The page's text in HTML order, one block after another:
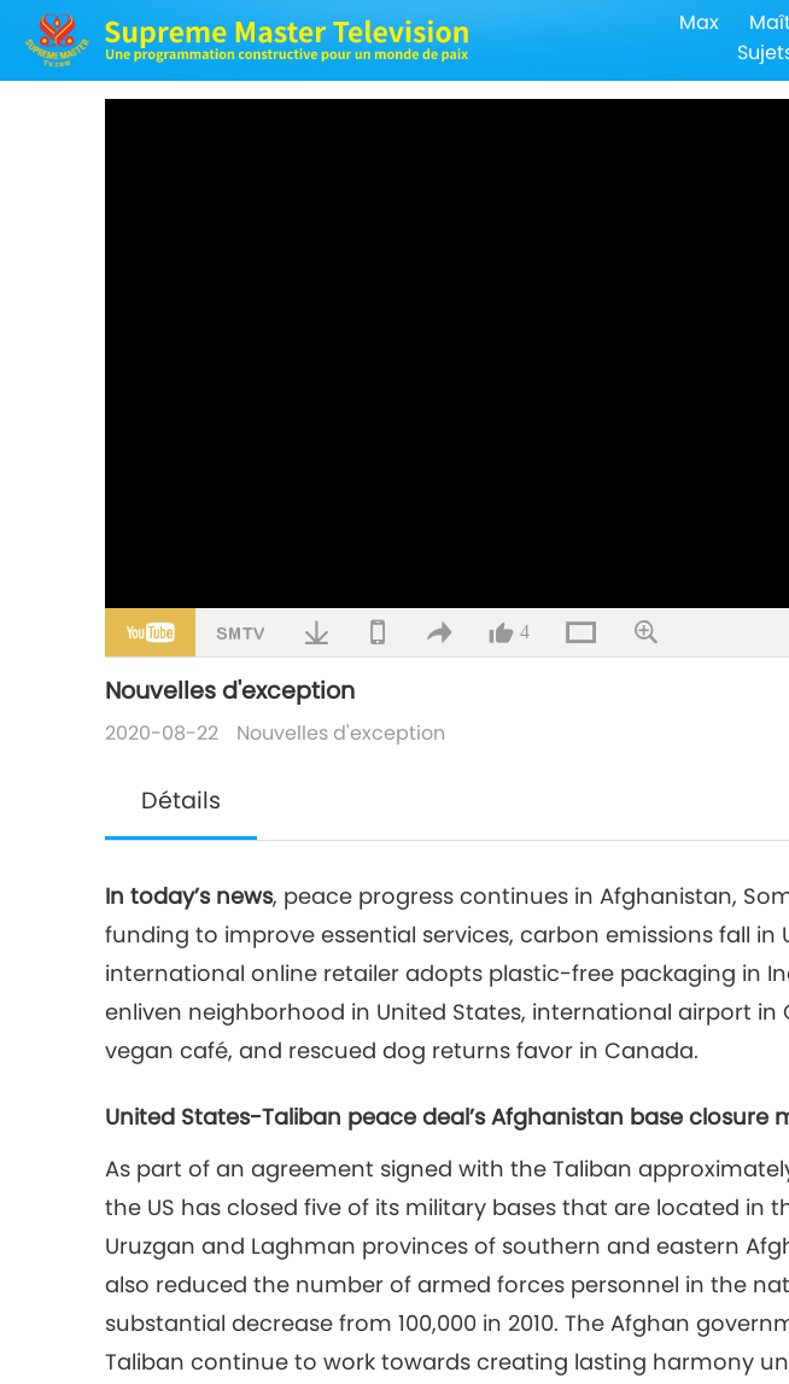
Max
4
Nouvelles d'exception
2020-08-22 Nouvelles d'exception
Détails
In today’s news, peace progress continues in Afghanistan,
funding to improve essential services, carbon emissions fall in
international online retailer adopts plastic-free packaging in
enliven neighborhood in United States, international airport in
vegan café, and rescued dog returns favor in Canada.
United States-Taliban peace deal’s Afghanistan base closure
As part of an agreement signed with the Taliban
the US has closed five of its military bases that are located in
Uruzgan and Laghman provinces of southern and eastern
also reduced the number of armed forces personnel in the
substantial decrease from 100,000 in 2010. The Afghan
Taliban continue to work towards creating lasting harmony